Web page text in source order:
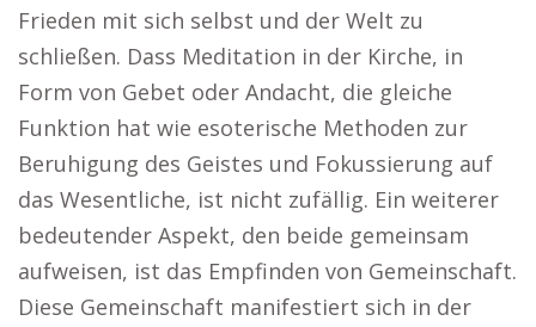
Frieden mit sich selbst und der Welt zu
schließen. Dass Meditation in der Kirche, in
Form von Gebet oder Andacht, die gleiche
Funktion hat wie esoterische Methoden zur
Beruhigung des Geistes und Fokussierung auf
das Wesentliche, ist nicht zufällig. Ein weiterer
bedeutender Aspekt, den beide gemeinsam
aufweisen, ist das Empfinden von Gemeinschaft.
Diese Gemeinschaft manifestiert sich in der